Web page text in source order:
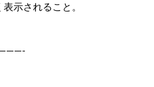
示されること。